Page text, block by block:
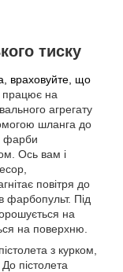
тиску
враховуйте, що
працює на
агрегату
шланга до
фарби
Ось вам і
повітря до
фарбопульт. Під
на
на поверхню.
з курком,
пістолета